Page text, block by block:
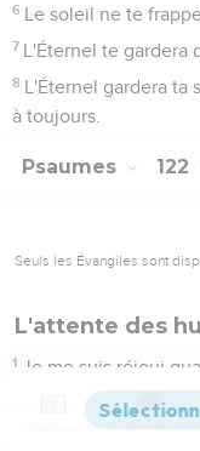
6 Le soleil ne te
7 L'Éternel te gardera
8 L'Éternel gardera ta
à toujours.
Psaumes 122
Seuls les Évangiles sont
L'attente des
1
Je me suis réjoui
l'Éternel !
Nos pieds seVersions